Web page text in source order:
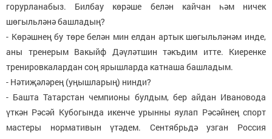
горурланабыз. Билбау көрәше белән кайчан һәм ничек
шөгыльләнә башладың?
- Көрәшнең бу төре белән мин елдан артык шөгыльләнәм инде,
аны тренерым Вакыйф Дәүләтшин тәкъдим итте. Киеренке
тренировкалардан соң ярышларда катнаша башладым.
- Нәтиҗәләрең (уңышларың) нинди?
- Башта Татарстан чемпионы булдым, бер айдан Ивановода
үткән Рәсәй Кубогында икенче урынны яулап Рәсәйнең спорт
мастеры нормативын үтәдем. Сентябрьдә узган Россия